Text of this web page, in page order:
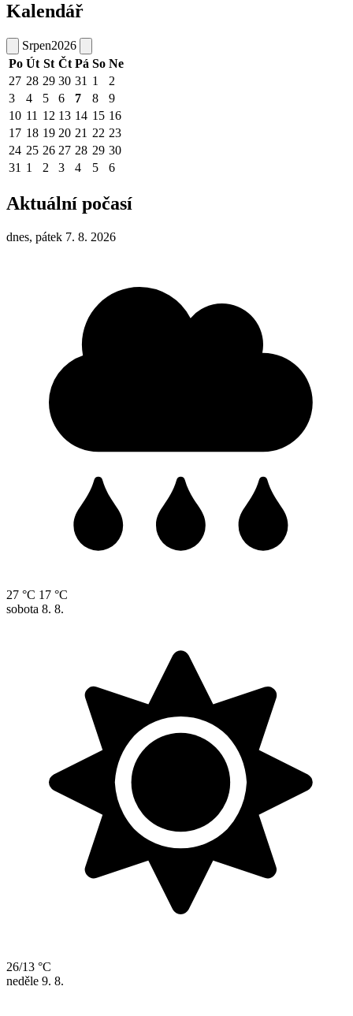
Kalendář
Srpen2026
Po Út St Čt Pá So Ne
27 28 29 30 31 1
2
3
4 5 6 7 8
9
10 11 12 13 14 15 16
17 18 19 20 21 22 23
24 25 26 27 28 29 30
31 1 2 3 4 5 6
Aktuální počasí
dnes, pátek 7. 8. 2026
27 °C 17 °C
sobota 8. 8.
26/13 °C
neděle 9. 8.